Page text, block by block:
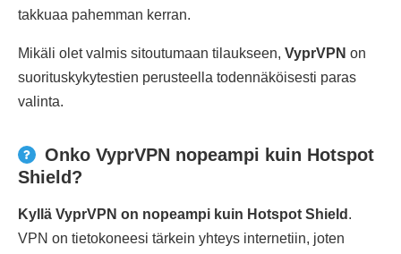
takkuaa pahemman kerran.
Mikäli olet valmis sitoutumaan tilaukseen, VyprVPN on
suorituskykytestien perusteella todennäköisesti paras
valinta.
Onko VyprVPN nopeampi kuin Hotspot
Shield?
Kyllä VyprVPN on nopeampi kuin Hotspot Shield .
VPN on tietokoneesi tärkein yhteys internetiin, joten